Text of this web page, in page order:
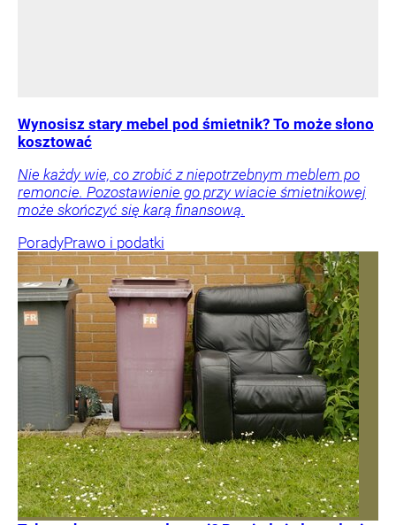
Wynosisz stary mebel pod śmietnik? To może słono
kosztować
Nie każdy wie, co zrobić z niepotrzebnym meblem po
remoncie. Pozostawienie go przy wiacie śmietnikowej
może skończyć się karą finansową.
PoradyPrawo i podatki